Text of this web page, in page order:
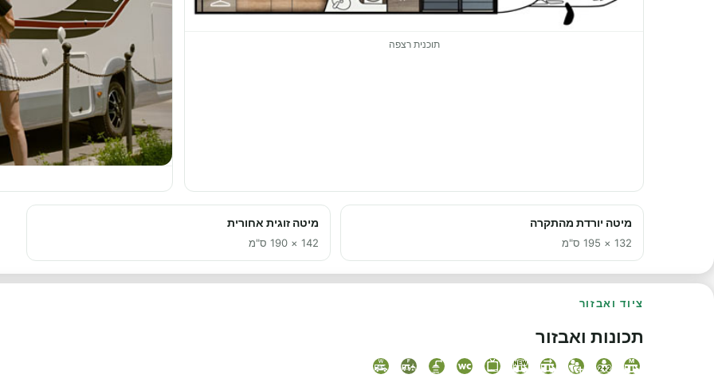
תוכנית רצפה
מיטה יורדת מהתקרה
132 × 195 ס"מ
מיטה זוגית אחורית
142 × 190 ס"מ
ציוד ואבזור
תכונות ואבזור